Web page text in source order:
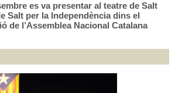
es va presentar al teatre de Salt
Salt per la Independència dins el
de l’Assemblea Nacional Catalana